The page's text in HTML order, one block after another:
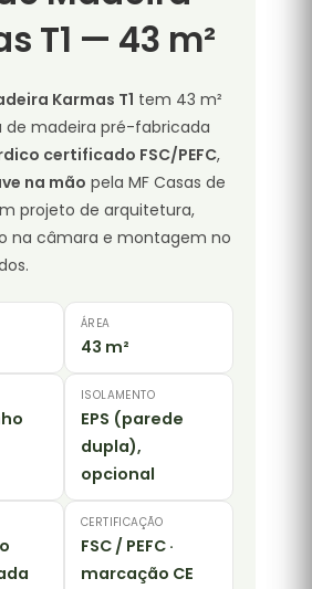
T1 — 43 m²
Karmas T1 tem 43 m²
de madeira pré-fabricada
certificado FSC/PEFC,
na mão pela MF Casas de
projeto de arquitetura,
na câmara e montagem no
ÁREA
43 m²
ISOLAMENTO
EPS (parede
dupla),
opcional
CERTIFICAÇÃO
FSC / PEFC ·
marcação CE